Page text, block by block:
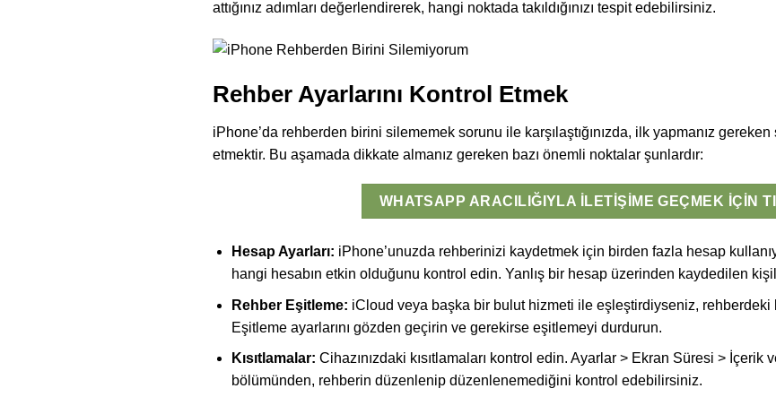
attığınız adımları değerlendirerek, hangi noktada takıldığınızı tespit edebilirsiniz.
Rehber Ayarlarını Kontrol Etmek
iPhone’da rehberden birini silememek sorunu ile karşılaştığınızda, ilk yapmanız gereken
etmektir. Bu aşamada dikkate almanız gereken bazı önemli noktalar şunlardır:
WHATSAPP ARACILIĞIYLA İLETIŞIME GEÇMEK İÇIN
Hesap Ayarları: iPhone’unuzda rehberinizi kaydetmek için birden fazla hesap
hangi hesabın etkin olduğunu kontrol edin. Yanlış bir hesap üzerinden kaydedilen
Rehber Eşitleme: iCloud veya başka bir bulut hizmeti ile eşleştirdiyseniz,
Eşitleme ayarlarını gözden geçirin ve gerekirse eşitlemeyi durdurun.
Kısıtlamalar: Cihazınızdaki kısıtlamaları kontrol edin. Ayarlar > Ekran Süresi > İçerik
bölümünden, rehberin düzenlenip düzenlenemediğini kontrol edebilirsiniz.